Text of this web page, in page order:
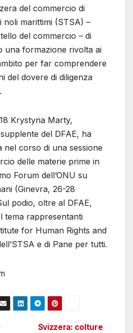
del commercio di
noli marittimi (STSA) –
del commercio – di
una formazione rivolta ai
per far comprendere
del dovere di diligenza
Krystyna Marty,
del DFAE, ha
nel corso di una sessione
delle materie prime in
Forum dell’ONU su
(Ginevra, 26-28
podio, oltre al DFAE,
tema rappresentanti
for Human Rights and
e di Pane per tutti.
Svizzera: colture